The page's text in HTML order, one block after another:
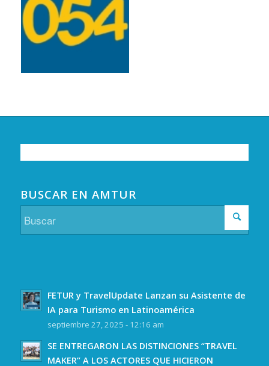
BUSCAR EN AMTUR
FETUR y TravelUpdate Lanzan su Asistente de
IA para Turismo en Latinoamérica
septiembre 27, 2025 - 12:16 am
SE ENTREGARON LAS DISTINCIONES “TRAVEL
MAKER” A LOS ACTORES QUE HICIERON